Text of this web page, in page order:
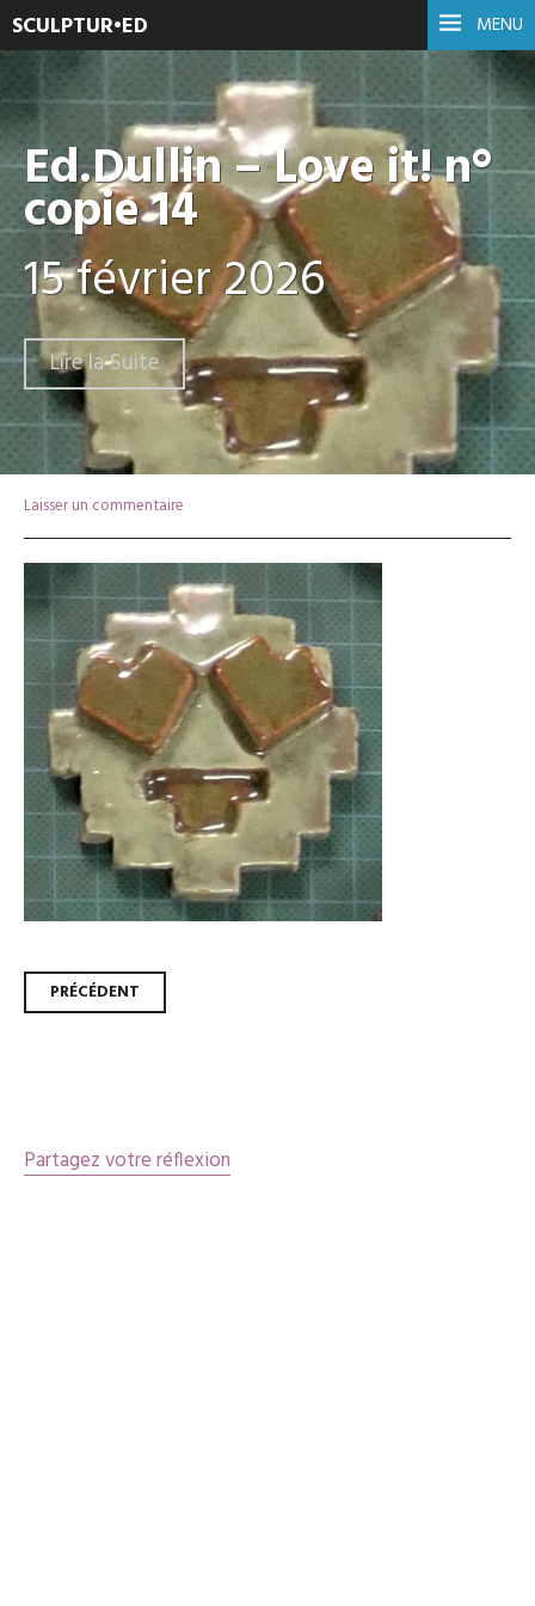
MENU
SCULPTUR•ED
Ed.Dullin – Love it! n°
copie 14
15 février 2026
Lire la Suite
Laisser un commentaire
Navigation
PRÉCÉDENT
Partagez votre réflexion